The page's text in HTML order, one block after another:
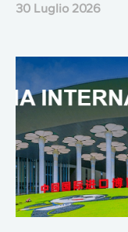
30 Luglio 2026